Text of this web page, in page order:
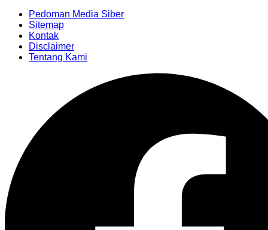
Pedoman Media Siber
Sitemap
Kontak
Disclaimer
Tentang Kami